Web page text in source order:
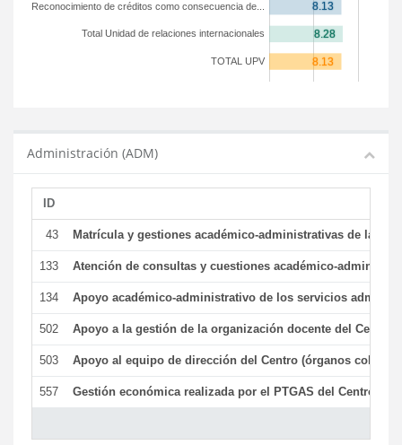
TOTAL UPV
Total Unidad de relaciones internacionales
Reconocimiento de créditos como consecuencia de...
Administración (ADM)
ID
43 Matrícula y gestiones académico-administrativas de la
133 Atención de consultas y cuestiones académico-
134 Apoyo académico-administrativo de los servicios
502 Apoyo a la gestión de la organización docente del Centro
503 Apoyo al equipo de dirección del Centro (órganos
557 Gestión económica realizada por el PTGAS del Centro